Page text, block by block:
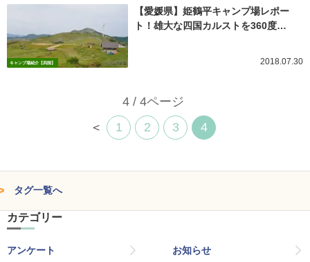
キャンプ場紹介【四国】
【愛媛県】姫鶴平キャンプ場レポー
ト！雄大な四国カルストを360度…
2018.07.30
4 / 4ページ
＜
1 2 3 4
タグ一覧へ
カテゴリー
アンケート お知らせ